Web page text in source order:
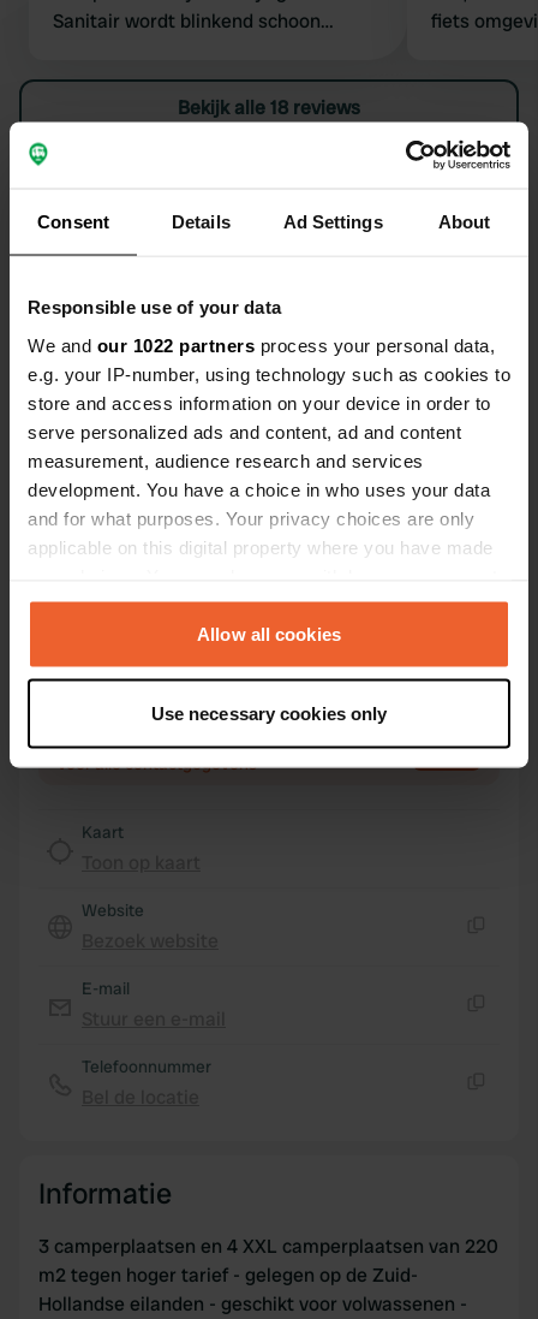
Consent Details Ad Settings About
Responsible use of your data
We and our 1022 partners process your personal data,
e.g. your IP-number, using technology such as cookies to
store and access information on your device in order to
serve personalized ads and content, ad and content
measurement, audience research and services
development. You have a choice in who uses your data
and for what purposes. Your privacy choices are only
applicable on this digital property where you have made
any time from the Cookie Declaration or by clicking on
the Privacy trigger icon.
Collect information about your geographical location
which can be accurate to within several meters
Find out more about how your personal data is processed
We also share information about your use of our site with
provided to them or that they’ve collected from your use
Allow all cookies
Use necessary cookies only
Sanitair wordt blinkend schoon
lopen naar het sanitair en de
containers. Staan geen prullenbakken
Alleen betaalde WiFi. Neem “groen”
wc-spul mee! (Verplicht). Vertrektijd
fiets
Bekijk alle 18 reviews
Contact
Oostmoerse Scheidweg 2
3243 LD, Stad aan 't Haringvliet, Nederland
Coördinaten
51° 43' 22" N 4° 13' 54" E
51.72273 4.23158
Sitecode
voor alle contactgegevens PRO+
Kaart
Website
E-mail
Telefoonnummer
Informatie
3 camperplaatsen en 4 XXL camperplaatsen van 220
m2 tegen hoger tarief - gelegen op de Zuid-
Hollandse eilanden - geschikt voor volwassenen -